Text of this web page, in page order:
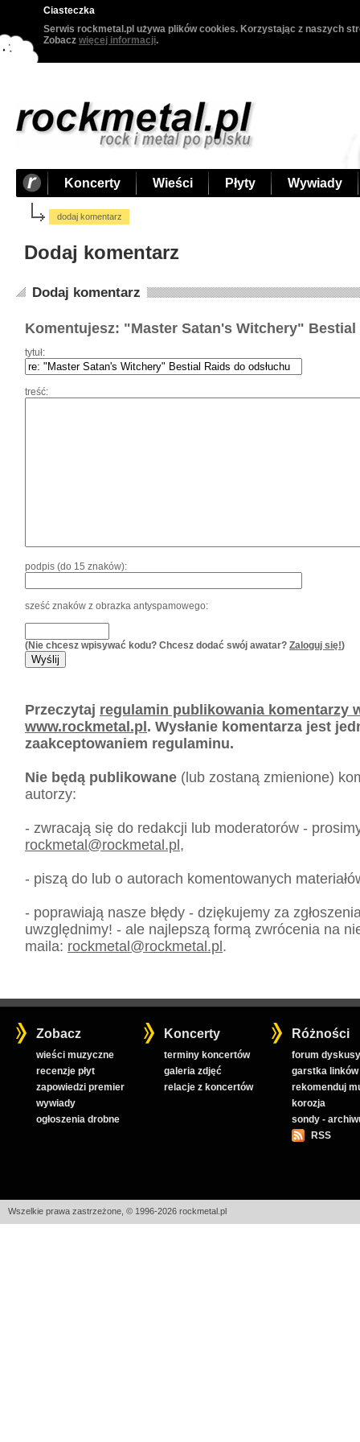
Ciasteczka
Serwis rockmetal.pl używa plików cookies. Korzystając z naszych
Zobacz więcej informacji.
Koncerty Wieści Płyty Wywiady
dodaj komentarz
Dodaj komentarz
Dodaj komentarz
Komentujesz: "Master Satan's Witchery" Bestial
tytuł:
treść:
podpis (do 15 znaków):
sześć znaków z obrazka antyspamowego:
(Nie chcesz wpisywać kodu? Chcesz dodać swój awatar? Zaloguj się!)
Przeczytaj regulamin publikowania komentarzy
www.rockmetal.pl. Wysłanie komentarza jest
zaakceptowaniem regulaminu.
Nie będą publikowane (lub zostaną zmienione)
autorzy:
- zwracają się do redakcji lub moderatorów -
rockmetal@rockmetal.pl,
- piszą do lub o autorach komentowanych
- poprawiają nasze błędy - dziękujemy za
uwzględnimy! - ale najlepszą formą zwrócenia na
maila: rockmetal@rockmetal.pl.
Zobacz
wieści muzyczne
recenzje płyt
zapowiedzi premier
wywiady
ogłoszenia drobne
Koncerty
terminy koncertów
galeria zdjęć
relacje z koncertów
Różności
forum
garstka linków
rekomenduj
korozja
sondy -
RSS
Wszelkie prawa zastrzeżone, © 1996-2026 rockmetal.pl